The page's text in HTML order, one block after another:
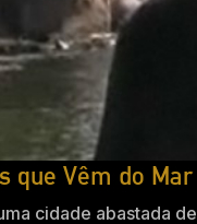
que Vêm do Mar
cidade abastada de